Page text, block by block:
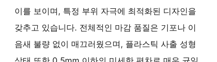
이를 보이며, 특정 부위 자극에 최적화된 디자인을
갖추고 있습니다. 전체적인 마감 품질은 기포나 이
음새 불량 없이 매끄러웠으며, 플라스틱 사출 성형